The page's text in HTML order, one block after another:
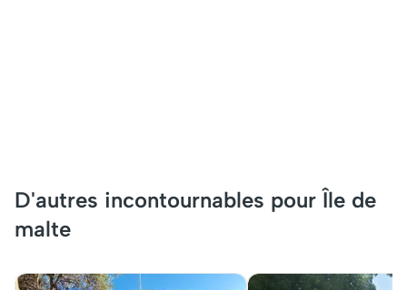
D'autres incontournables pour Île de
malte